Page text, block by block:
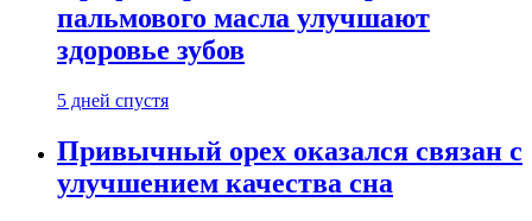
пальмового масла улучшают
здоровье зубов
5 дней спустя
Привычный орех оказался связан с
улучшением качества сна